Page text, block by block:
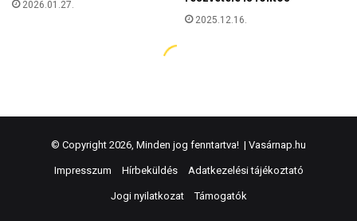
© Copyright 2026, Minden jog fenntartva! | Vasárnap.hu
Impresszum Hírbeküldés Adatkezelési tájékoztató
Jogi nyilatkozat Támogatók